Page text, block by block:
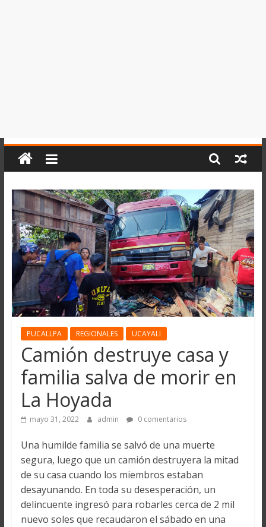
PUCALLPA REGIONALES UCAYALI
Camión destruye casa y
familia salva de morir en
La Hoyada
mayo 31, 2022 admin 0 comentarios
Una humilde familia se salvó de una muerte
segura, luego que un camión destruyera la mitad
de su casa cuando los miembros estaban
desayunando. En toda su desesperación, un
delincuente ingresó para robarles cerca de 2 mil
nuevo soles que recaudaron el sábado en una